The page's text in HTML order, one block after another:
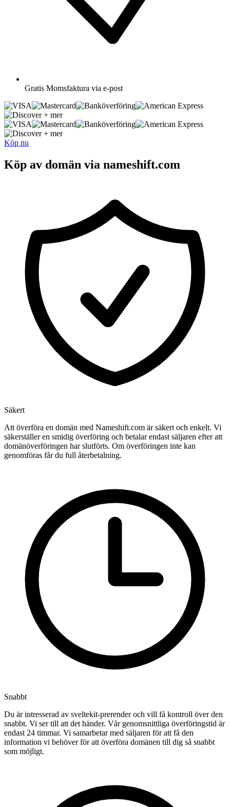
Gratis Momsfaktura via e-post
+ mer
+ mer
Köp nu
Köp av domän via nameshift.com
Säkert
Att överföra en domän med Nameshift.com är säkert och enkelt. Vi
säkerställer en smidig överföring och betalar endast säljaren efter att
domänöverföringen har slutförts. Om överföringen inte kan
genomföras får du full återbetalning.
Snabbt
Du är intresserad av sveltekit-prerender och vill få kontroll över den
snabbt. Vi ser till att det händer. Vår genomsnittliga överföringstid är
endast 24 timmar. Vi samarbetar med säljaren för att få den
information vi behöver för att överföra domänen till dig så snabbt
som möjligt.